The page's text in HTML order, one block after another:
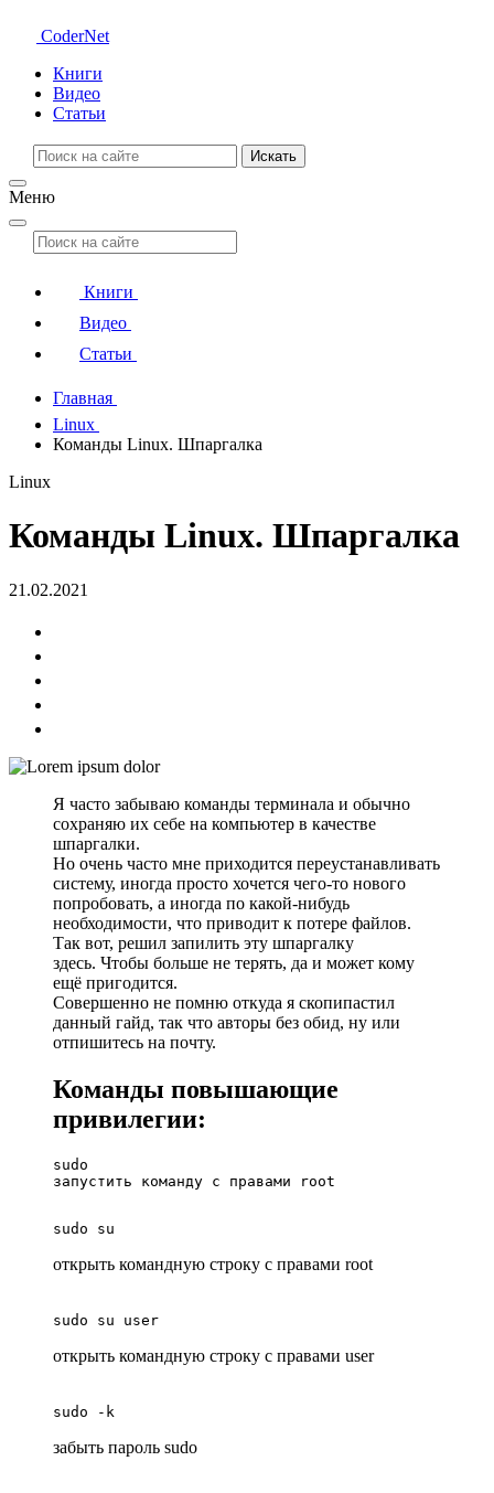
CoderNet
Книги
Видео
Статьи
Искать
Меню
Книги
Видео
Статьи
Главная
Linux
Команды Linux. Шпаргалка
Linux
Команды Linux. Шпаргалка
21.02.2021
Я часто забываю команды терминала и обычно
сохраняю их себе на компьютер в качестве
шпаргалки.
Но очень часто мне приходится переустанавливать
систему, иногда просто хочется чего-то нового
попробовать, а иногда по какой-нибудь
необходимости, что приводит к потере файлов.
Так вот, решил запилить эту шпаргалку
здесь. Чтобы больше не терять, да и может кому
ещё пригодится.
Совершенно не помню откуда я скопипастил
данный гайд, так что авторы без обид, ну или
отпишитесь на почту.
Команды повышающие
привилегии:
sudo
запустить команду с правами root
sudo su
открыть командную строку с правами root
sudo su user
открыть командную строку с правами user
sudo -k
забыть пароль sudo